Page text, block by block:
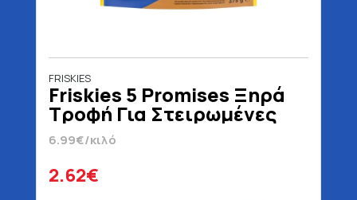
FRISKIES
Friskies 5 Promises Ξηρά
Τροφή Για Στειρωμένες
Γάτες Με Κοτόπουλο
Γαλοπούλα & Λαχανικά 375
gr
6.99€/κιλό
2.62€